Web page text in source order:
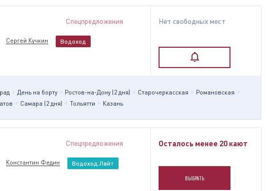
Спецпредложения
Сергей Кучкин Водоход
Нет свободных мест
День на борту Ростов-на-Дону (2 дня) Старочеркасская
Романовская
Самара (2 дня) Тольятти Казань
Спецпредложения
Константин Федин Водоход.Лайт
Осталось менее 20 кают
ВЫБРАТЬ